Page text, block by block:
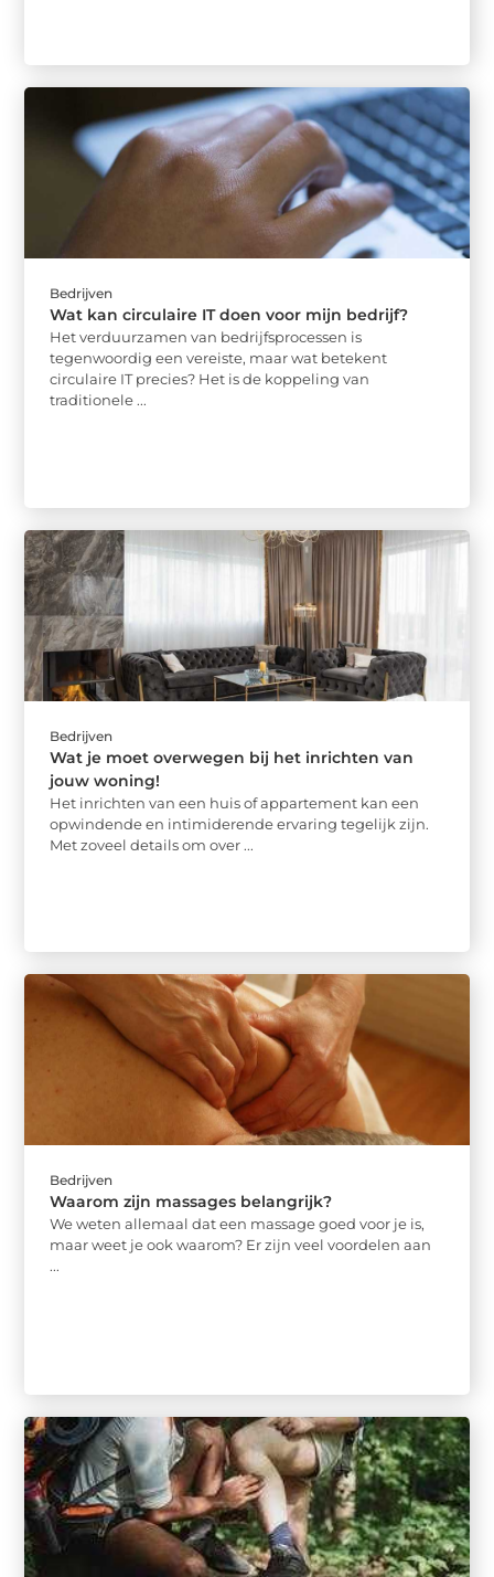
Bedrijven
Wat kan circulaire IT doen voor mijn bedrijf?
Het verduurzamen van bedrijfsprocessen is
tegenwoordig een vereiste, maar wat betekent
circulaire IT precies? Het is de koppeling van
traditionele ...
Bedrijven
Wat je moet overwegen bij het inrichten van
jouw woning!
Het inrichten van een huis of appartement kan een
opwindende en intimiderende ervaring tegelijk zijn.
Met zoveel details om over ...
Bedrijven
Waarom zijn massages belangrijk?
We weten allemaal dat een massage goed voor je is,
maar weet je ook waarom? Er zijn veel voordelen aan
...